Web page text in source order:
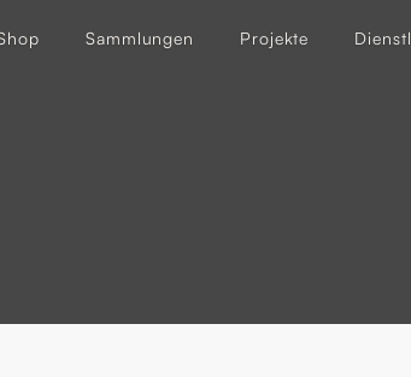
Sammlungen Projekte